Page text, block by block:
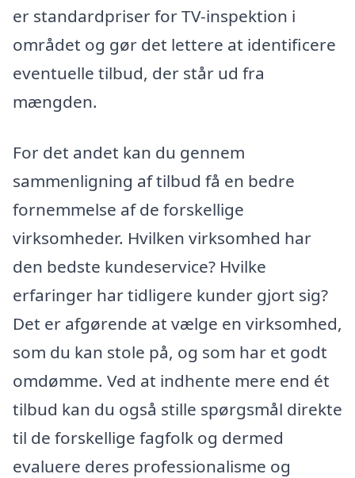
er standardpriser for TV-inspektion i
området og gør det lettere at identificere
eventuelle tilbud, der står ud fra
mængden.
For det andet kan du gennem
sammenligning af tilbud få en bedre
fornemmelse af de forskellige
virksomheder. Hvilken virksomhed har
den bedste kundeservice? Hvilke
erfaringer har tidligere kunder gjort sig?
Det er afgørende at vælge en virksomhed,
som du kan stole på, og som har et godt
omdømme. Ved at indhente mere end ét
tilbud kan du også stille spørgsmål direkte
til de forskellige fagfolk og dermed
evaluere deres professionalisme og